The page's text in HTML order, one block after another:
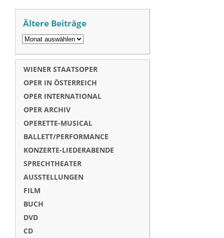
Ältere Beiträge
WIENER STAATSOPER
OPER IN ÖSTERREICH
OPER INTERNATIONAL
OPER ARCHIV
OPERETTE-MUSICAL
BALLETT/PERFORMANCE
KONZERTE-LIEDERABENDE
SPRECHTHEATER
AUSSTELLUNGEN
FILM
BUCH
DVD
CD